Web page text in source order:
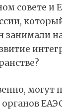
совете и
занимали
могут